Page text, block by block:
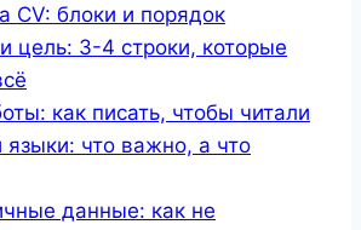
CV: блоки и порядок
цель: 3-4 строки, которые
как писать, чтобы читали
что важно, а что
данные: как не